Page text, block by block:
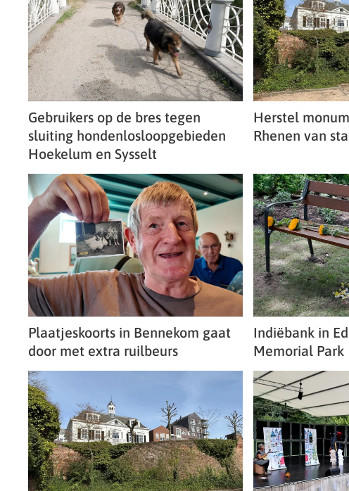
Gebruikers op de bres tegen
sluiting hondenlosloopgebieden
Hoekelum en Sysselt
Herstel
Rhenen van
Plaatjeskoorts in Bennekom gaat
door met extra ruilbeurs
Indiëbank in
Memorial Park